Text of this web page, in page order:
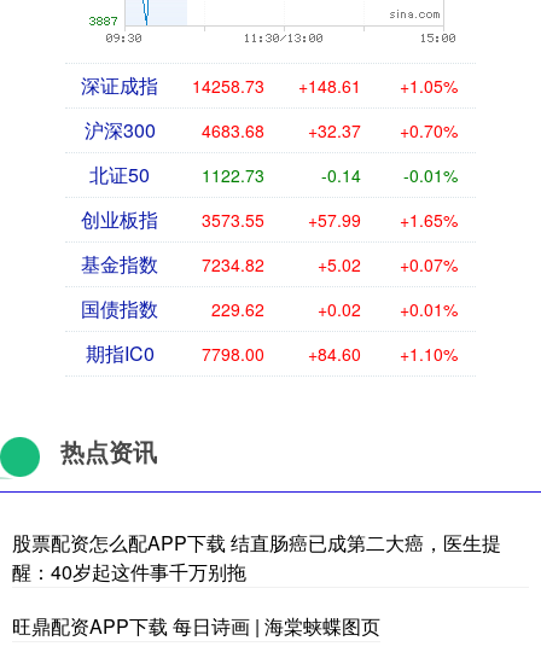
深证成指 14258.73 +148.61 +1.05%
沪深300 4683.68 +32.37 +0.70%
北证50 1122.73 -0.14 -0.01%
创业板指 3573.55 +57.99 +1.65%
基金指数 7234.82 +5.02 +0.07%
国债指数 229.62 +0.02 +0.01%
期指IC0 7798.00 +84.60 +1.10%
热点资讯
股票配资怎么配APP下载 结直肠癌已成第二大癌，医生提
醒：40岁起这件事千万别拖
旺鼎配资APP下载 每日诗画 | 海棠蛱蝶图页